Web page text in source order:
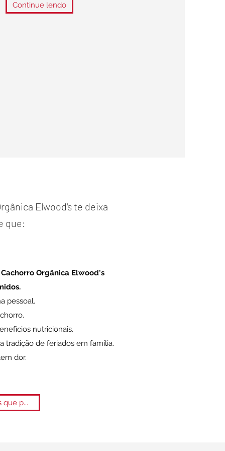
Continue lendo
Elwood's te deixa
que:
Orgânica Elwood's
pessoal.
nutricionais.
tradição de feriados em família.
dor.
que p...